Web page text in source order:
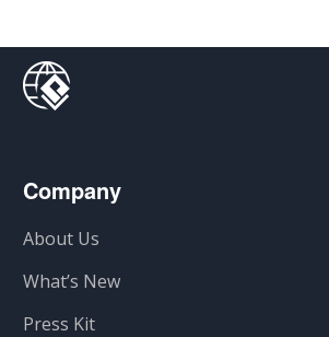
Company
About Us
What’s New
Press Kit